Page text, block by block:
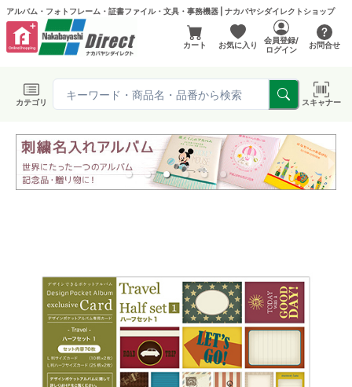
アルバム・フォトフレーム・証書ファイル・文具・事務機器 | ナカバヤシダイレクトショップ
カート お気に入り
会員登録/
ログイン
お問合せ
カテゴリ スキャナー